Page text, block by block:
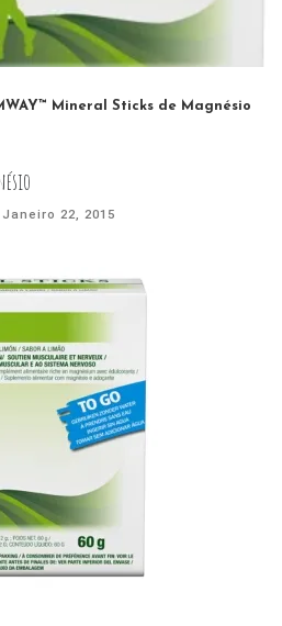
Mineral Sticks de Magnésio
Janeiro 22, 2015